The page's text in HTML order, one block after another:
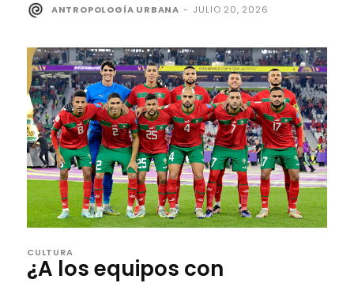
ANTROPOLOGÍA URBANA - JULIO 20, 2026
CULTURA
¿A los equipos con